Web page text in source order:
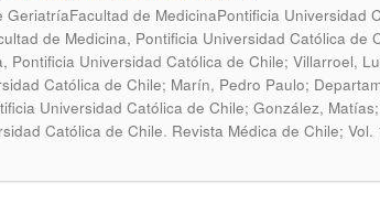
de MedicinaPontificia Universidad
de Medicina, Pontificia Universidad Católica de
Universidad Católica de Chile; Villarroel,
Católica de Chile; Marín, Pedro Paulo;
Universidad Católica de Chile; González, Matías;
Católica de Chile. Revista Médica de Chile; Vol.